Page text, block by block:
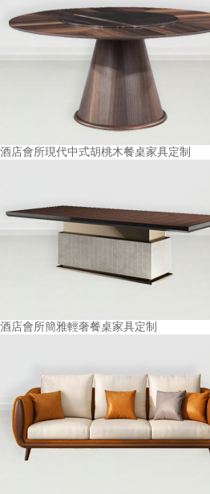
酒店會所現代中式胡桃木餐桌家具定制
酒店會所簡雅輕奢餐桌家具定制